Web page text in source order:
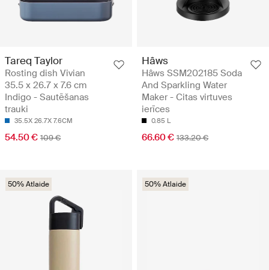
Tareq Taylor
Rosting dish Vivian
35.5 x 26.7 x 7.6 cm
Indigo - Sautēšanas
trauki
35.5X 26.7X 7.6CM
54.50 € 109 €
Hâws
Hâws SSM202185 Soda
And Sparkling Water
Maker - Citas virtuves
ierīces
0.85 L
66.60 € 133.20 €
50% Atlaide 50% Atlaide